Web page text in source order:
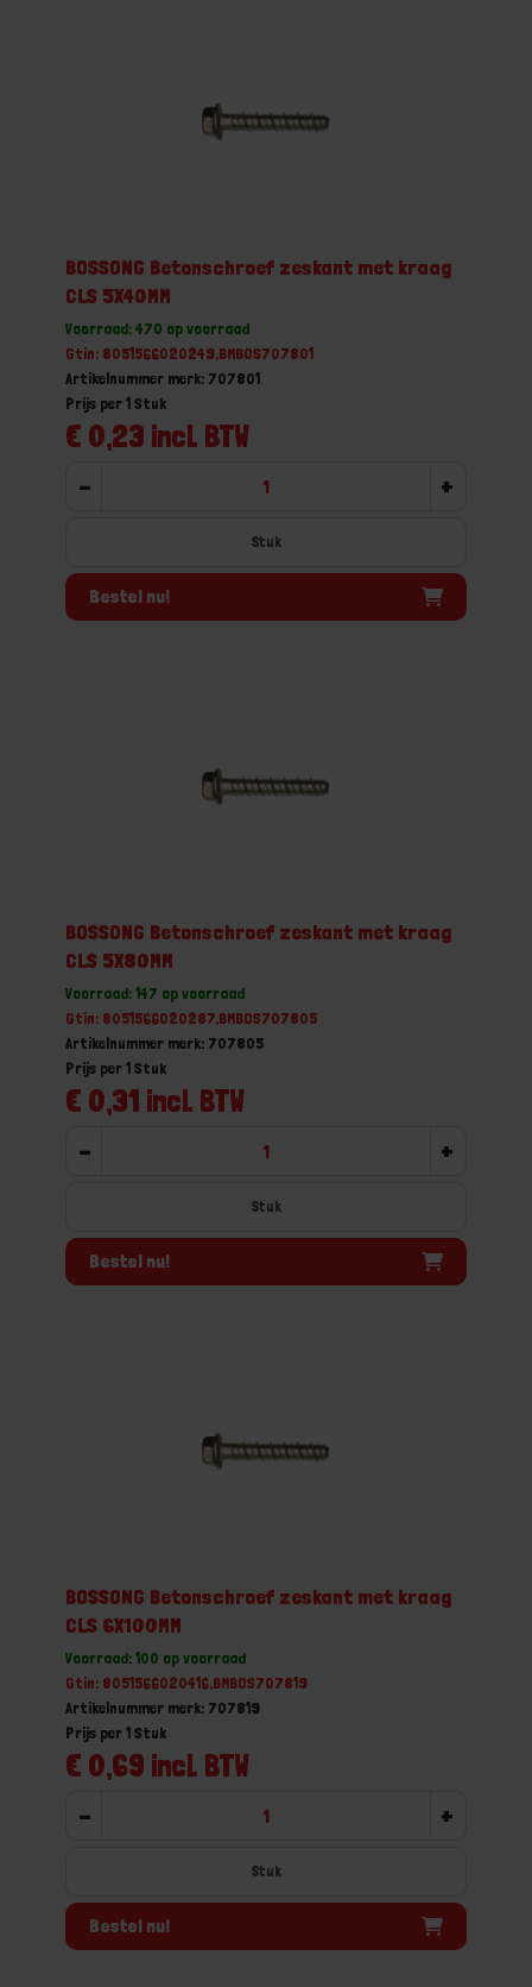
BOSSONG Betonschroef zeskant met kraag
CLS 5X40MM
Voorraad: 470 op voorraad
Gtin: 8051566020249,BMBOS707801
Artikelnummer merk: 707801
€ 0,23 incl. BTW
Prijs per 1 Stuk
- +
Stuk
Bestel nu!
BOSSONG Betonschroef zeskant met kraag
CLS 5X80MM
Voorraad: 147 op voorraad
Gtin: 8051566020287,BMBOS707805
Artikelnummer merk: 707805
€ 0,31 incl. BTW
Prijs per 1 Stuk
- +
Stuk
Bestel nu!
BOSSONG Betonschroef zeskant met kraag
CLS 6X100MM
Voorraad: 100 op voorraad
Gtin: 8051566020416,BMBOS707819
Artikelnummer merk: 707819
€ 0,69 incl. BTW
Prijs per 1 Stuk
- +
Stuk
Bestel nu!